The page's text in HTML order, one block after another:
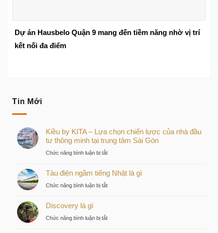
Dự án Hausbelo Quận 9 mang đến tiềm năng nhờ vị trí
kết nối đa điểm
Tin Mới
Kiều by KITA – Lựa chọn chiến lược của nhà đầu
tư thông minh tại trung tâm Sài Gòn
Chức năng bình luận bị tắtở
by
chiến
Tàu điện ngầm tiếng Nhật là gì
Chức năng bình luận bị tắtở
Discovery là gì
Chức năng bình luận bị tắtở